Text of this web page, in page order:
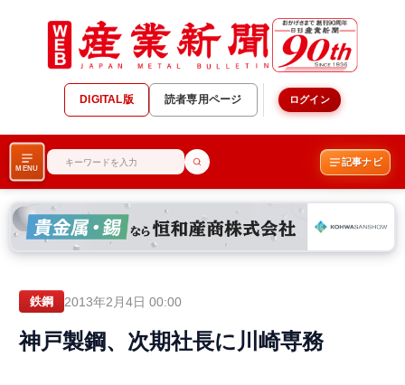
DIGITAL版 読者専用ページ ログイン
MENU
記事ナビ
鉄鋼 2013年2月4日 00:00
神戸製鋼、次期社長に川崎専務